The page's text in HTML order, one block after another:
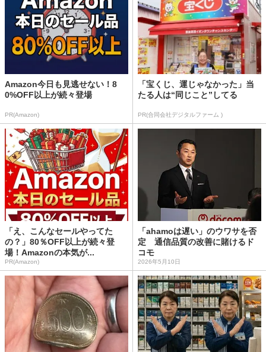
Amazon今日も見逃せない！8
0%OFF以上が続々登場
PR(Amazon)
「宝くじ、運じゃなかった」当
たる人は“同じこと”してる
PR(合同会社デジタルファーム )
「え、こんなセールやってた
の？」80％OFF以上が続々登
場！Amazonの本気が...
PR(Amazon)
「ahamoは遅い」のウワサを否
定 通信品質の改善に賭けるド
コモ
2026年5月10日